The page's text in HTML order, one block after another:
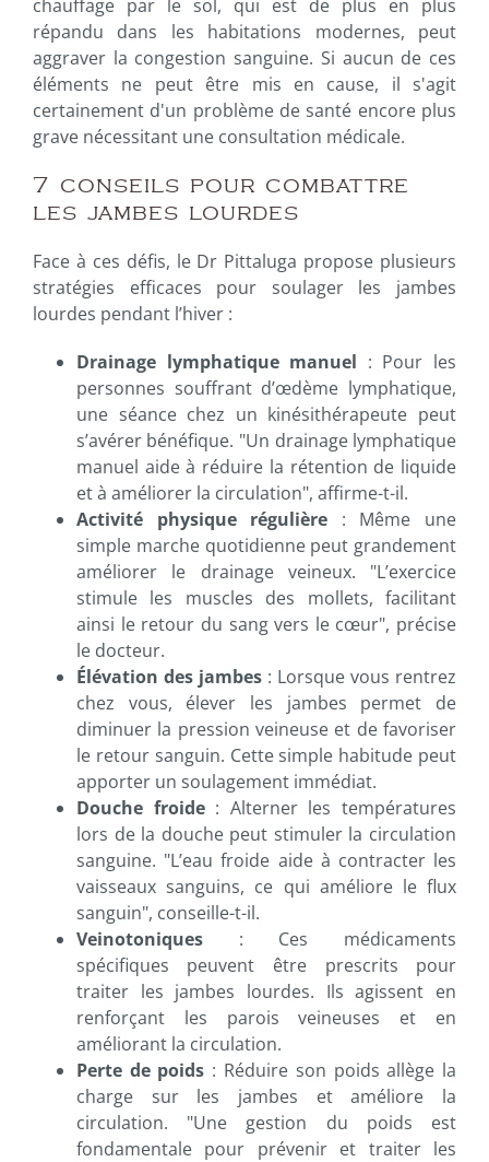
chauffage par le sol, qui est de plus en plus
répandu dans les habitations modernes, peut
aggraver la congestion sanguine. Si aucun de ces
éléments ne peut être mis en cause, il s'agit
certainement d'un problème de santé encore plus
grave nécessitant une consultation médicale.
7 conseils pour combattre
les jambes lourdes
Face à ces défis, le Dr Pittaluga propose plusieurs
stratégies efficaces pour soulager les jambes
lourdes pendant l’hiver :
Drainage lymphatique manuel : Pour les
personnes souffrant d’œdème lymphatique,
une séance chez un kinésithérapeute peut
s’avérer bénéfique. "Un drainage lymphatique
manuel aide à réduire la rétention de liquide
et à améliorer la circulation", affirme-t-il.
Activité physique régulière : Même une
simple marche quotidienne peut grandement
améliorer le drainage veineux. "L’exercice
stimule les muscles des mollets, facilitant
ainsi le retour du sang vers le cœur", précise
le docteur.
Élévation des jambes : Lorsque vous rentrez
chez vous, élever les jambes permet de
diminuer la pression veineuse et de favoriser
le retour sanguin. Cette simple habitude peut
apporter un soulagement immédiat.
Douche froide: Alterner les températures
lors de la douche peut stimuler la circulation
sanguine. "L’eau froide aide à contracter les
vaisseaux sanguins, ce qui améliore le flux
sanguin", conseille-t-il.
Veinotoniques: Ces médicaments
spécifiques peuvent être prescrits pour
traiter les jambes lourdes. Ils agissent en
renforçant les parois veineuses et en
améliorant la circulation.
Perte de poids : Réduire son poids allège la
charge sur les jambes et améliore la
circulation. "Une gestion du poids est
fondamentale pour prévenir et traiter les